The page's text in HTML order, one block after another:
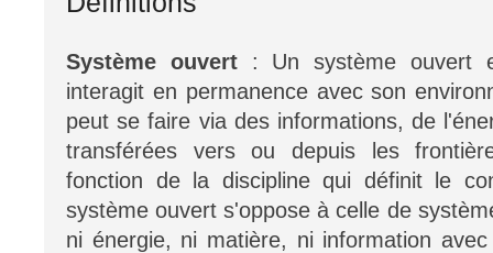
Système ouvert : Un système ouvert
interagit en permanence avec son
peut se faire via des informations, de
transférées vers ou depuis les
fonction de la discipline qui définit le
système ouvert s'oppose à celle de
ni énergie, ni matière, ni information